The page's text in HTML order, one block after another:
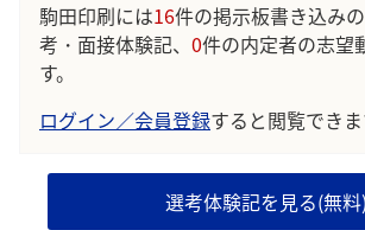
駒田印刷には16件の掲示板書き込み
考・面接体験記、 0件の内定者の志望
す。
ログイン／会員登録すると閲覧できま
選考体験記を見る(無料)